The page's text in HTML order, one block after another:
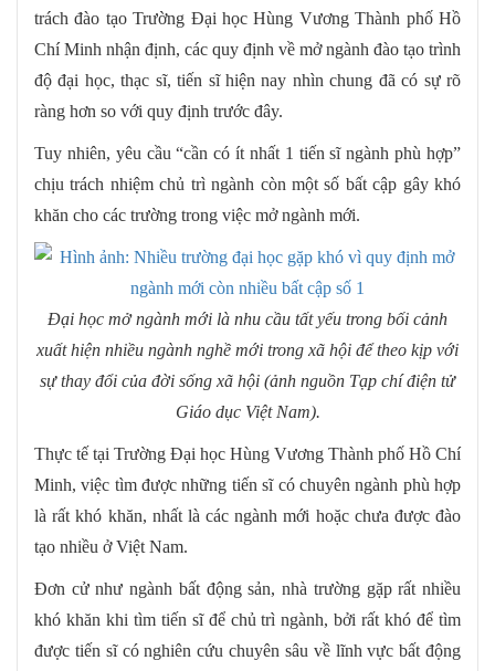
trách đào tạo Trường Đại học Hùng Vương Thành phố Hồ
Chí Minh nhận định, các quy định về mở ngành đào tạo trình
độ đại học, thạc sĩ, tiến sĩ hiện nay nhìn chung đã có sự rõ
ràng hơn so với quy định trước đây.
Tuy nhiên, yêu cầu “cần có ít nhất 1 tiến sĩ ngành phù hợp”
chịu trách nhiệm chủ trì ngành còn một số bất cập gây khó
khăn cho các trường trong việc mở ngành mới.
Đại học mở ngành mới là nhu cầu tất yếu trong bối cảnh
xuất hiện nhiều ngành nghề mới trong xã hội để theo kịp với
sự thay đổi của đời sống xã hội (ảnh nguồn Tạp chí điện tử
Giáo dục Việt Nam).
Thực tế tại Trường Đại học Hùng Vương Thành phố Hồ Chí
Minh, việc tìm được những tiến sĩ có chuyên ngành phù hợp
là rất khó khăn, nhất là các ngành mới hoặc chưa được đào
tạo nhiều ở Việt Nam.
Đơn cử như ngành bất động sản, nhà trường gặp rất nhiều
khó khăn khi tìm tiến sĩ để chủ trì ngành, bởi rất khó để tìm
được tiến sĩ có nghiên cứu chuyên sâu về lĩnh vực bất động